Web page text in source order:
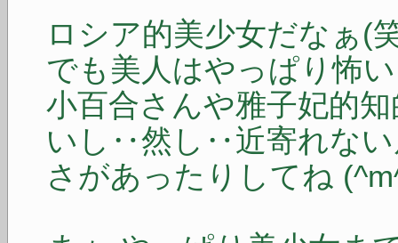
ロシア的美少女だなぁ(
でも美人はやっぱり怖
小百合さんや雅子妃的
いし‥然し‥近寄れない
さがあったりしてね